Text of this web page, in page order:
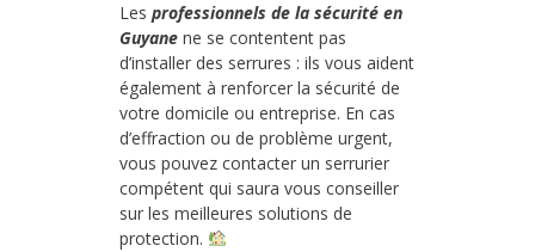
Les professionnels de la sécurité en
Guyane ne se contentent pas
d’installer des serrures : ils vous aident
également à renforcer la sécurité de
votre domicile ou entreprise. En cas
d’effraction ou de problème urgent,
vous pouvez contacter un serrurier
compétent qui saura vous conseiller
sur les meilleures solutions de
protection.